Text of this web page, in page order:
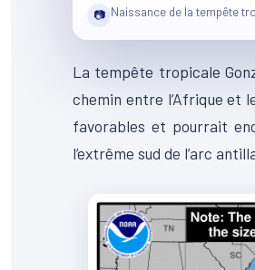
📷 Naissance de la tempête
La tempête tropicale
chemin entre l’Afrique et
favorables et pourrait
l’extrême sud de l’arc